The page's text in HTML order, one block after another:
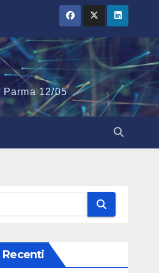
12/05